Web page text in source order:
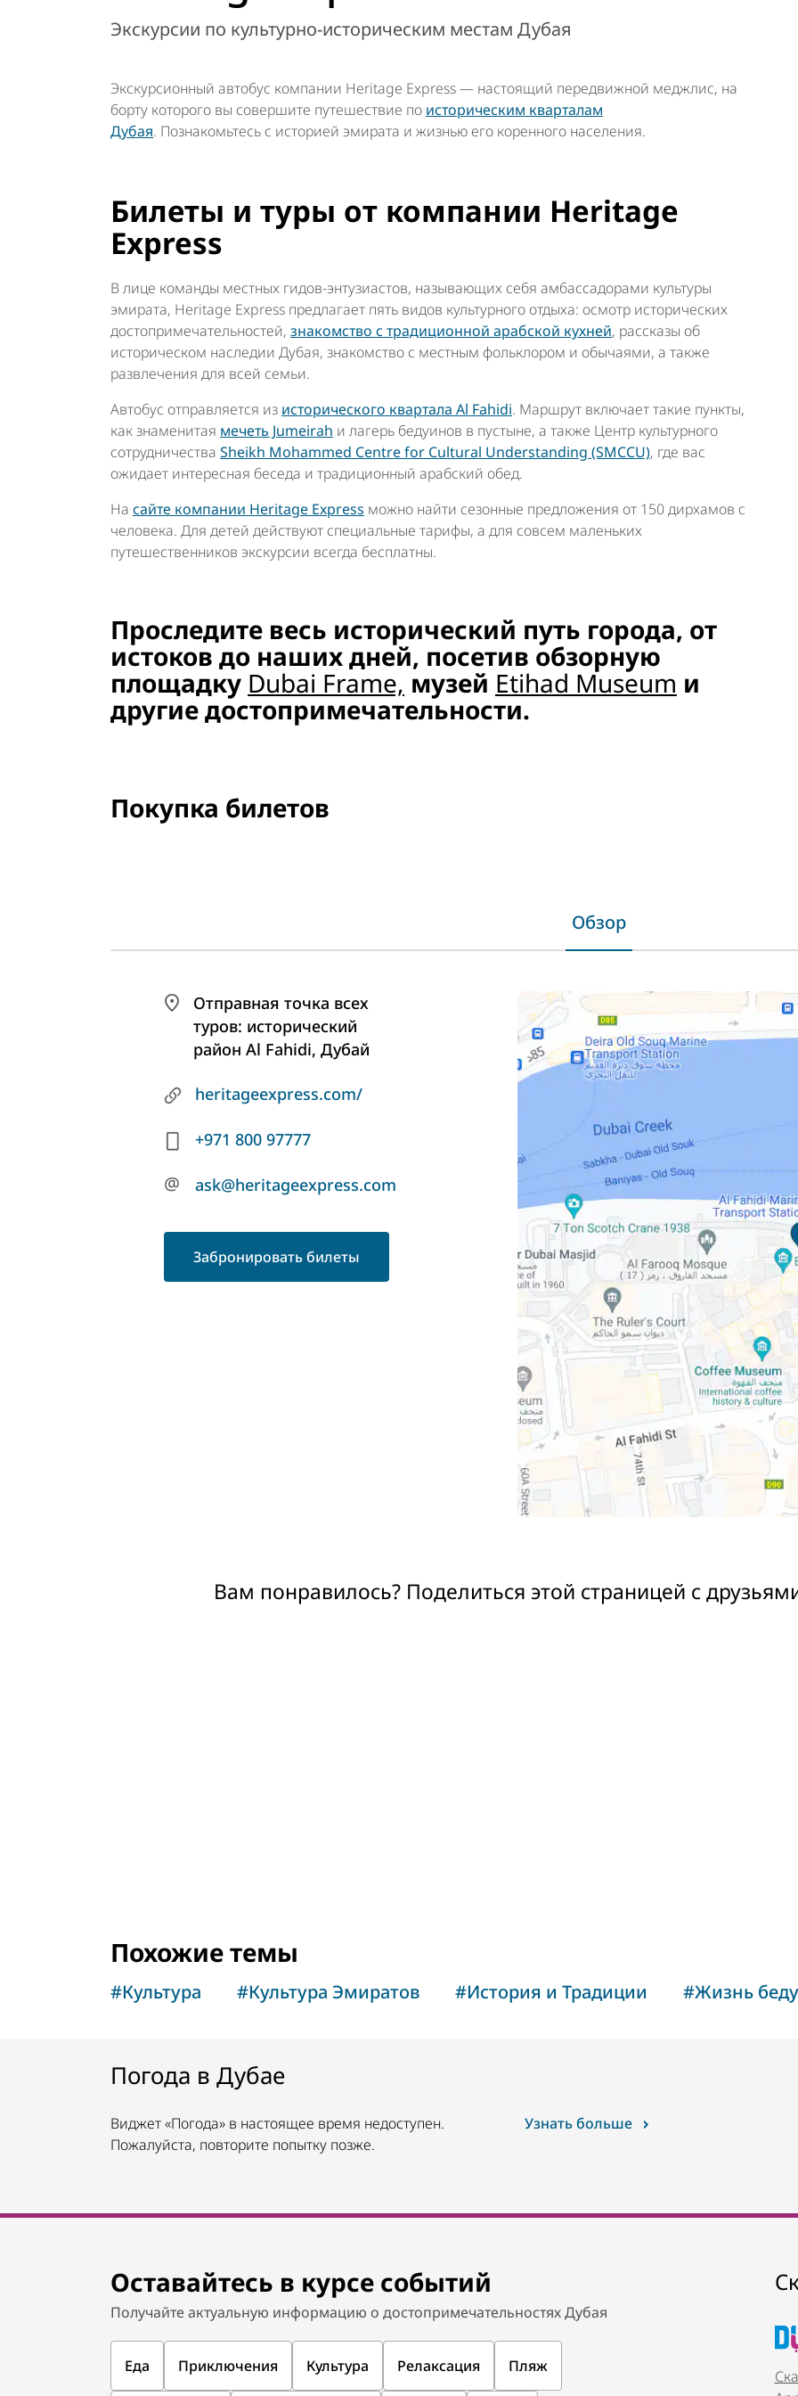
Экскурсии по культурно-историческим местам Дубая
Экскурсионный автобус компании Heritage Express — настоящий передвижной меджлис, на
борту которого вы совершите путешествие по историческим кварталам
Дубая. Познакомьтесь с историей эмирата и жизнью его коренного населения.
Билеты и туры от компании Heritage
Express
В лице команды местных гидов-энтузиастов, называющих себя амбассадорами культуры
эмирата, Heritage Express предлагает пять видов культурного отдыха: осмотр исторических
достопримечательностей, знакомство с традиционной арабской кухней, рассказы об
историческом наследии Дубая, знакомство с местным фольклором и обычаями, а также
развлечения для всей семьи.
Автобус отправляется из исторического квартала Al Fahidi. Маршрут включает такие пункты,
как знаменитая мечеть Jumeirah и лагерь бедуинов в пустыне, а также Центр культурного
сотрудничества Sheikh Mohammed Centre for Cultural Understanding (SMCCU), где вас
ожидает интересная беседа и традиционный арабский обед.
На сайте компании Heritage Express можно найти сезонные предложения от 150 дирхамов с
человека. Для детей действуют специальные тарифы, а для совсем маленьких
путешественников экскурсии всегда бесплатны.
Проследите весь исторический путь города, от
истоков до наших дней, посетив обзорную
площадку Dubai Frame, музей Etihad Museum и
другие достопримечательности.
Покупка билетов
Обзор
Отправная точка всех
туров: исторический
район Al Fahidi, Дубай
heritageexpress.com/
+971 800 97777
@ ask@heritageexpress.com
Забронировать билеты
Вам понравилось? Поделиться этой страницей с
Похожие темы
#Культура #Культура Эмиратов #История и Традиции #Жизнь
Погода в Дубае
Виджет «Погода» в настоящее время недоступен.
Пожалуйста, повторите попытку позже.
Узнать больше
Оставайтесь в курсе событий
Получайте актуальную информацию о достопримечательностях Дубая
Еда Приключения Культура Релаксация Пляж